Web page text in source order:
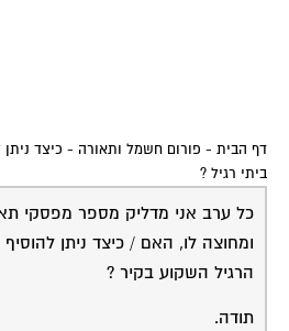
דף הבית - פורום חשמל ותאורה - כיצד
ביתי רגיל ?
כל ערב אני מדליק מספר מפסקי
ומחוצה לו, האם / כיצד ניתן
הרגיל השקוע בקיר ?
תודה.